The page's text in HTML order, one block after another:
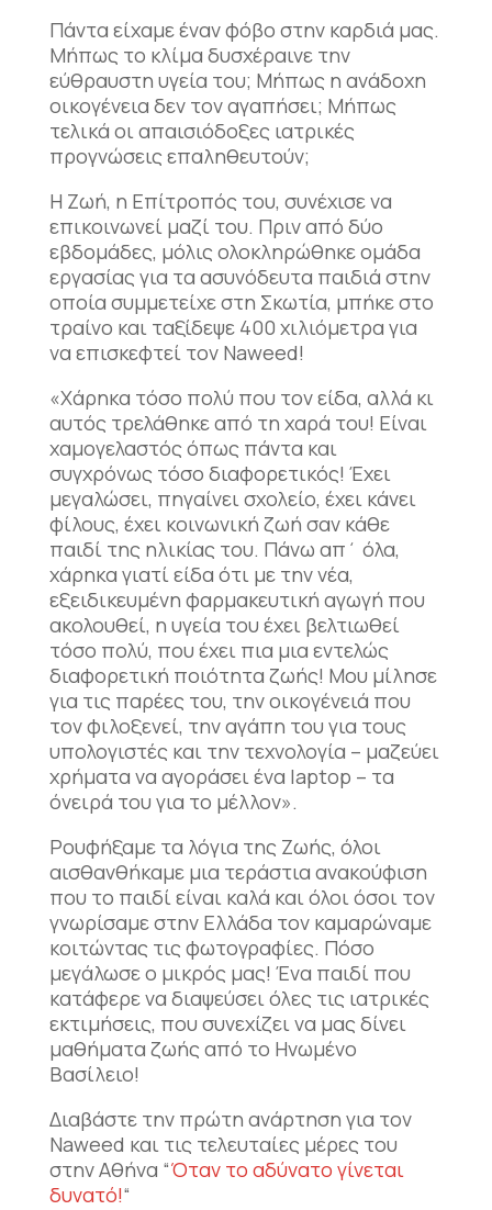
Πάντα είχαμε έναν φόβο στην καρδιά μας.
Μήπως το κλίμα δυσχέραινε την
εύθραυστη υγεία του; Μήπως η ανάδοχη
οικογένεια δεν τον αγαπήσει; Μήπως
τελικά οι απαισιόδοξες ιατρικές
προγνώσεις επαληθευτούν;
Η Ζωή, η Επίτροπός του, συνέχισε να
επικοινωνεί μαζί του. Πριν από δύο
εβδομάδες, μόλις ολοκληρώθηκε ομάδα
εργασίας για τα ασυνόδευτα παιδιά στην
οποία συμμετείχε στη Σκωτία, μπήκε στο
τραίνο και ταξίδεψε 400 χιλιόμετρα για
να επισκεφτεί τον Naweed!
«Χάρηκα τόσο πολύ που τον είδα, αλλά κι
αυτός τρελάθηκε από τη χαρά του! Είναι
χαμογελαστός όπως πάντα και
συγχρόνως τόσο διαφορετικός! Έχει
μεγαλώσει, πηγαίνει σχολείο, έχει κάνει
φίλους, έχει κοινωνική ζωή σαν κάθε
παιδί της ηλικίας του. Πάνω απ΄ όλα,
χάρηκα γιατί είδα ότι με την νέα,
εξειδικευμένη φαρμακευτική αγωγή που
ακολουθεί, η υγεία του έχει βελτιωθεί
τόσο πολύ, που έχει πια μια εντελώς
διαφορετική ποιότητα ζωής! Μου μίλησε
για τις παρέες του, την οικογένειά που
τον φιλοξενεί, την αγάπη του για τους
υπολογιστές και την τεχνολογία – μαζεύει
χρήματα να αγοράσει ένα laptop – τα
όνειρά του για το μέλλον».
Ρουφήξαμε τα λόγια της Ζωής, όλοι
αισθανθήκαμε μια τεράστια ανακούφιση
που το παιδί είναι καλά και όλοι όσοι τον
γνωρίσαμε στην Ελλάδα τον καμαρώναμε
κοιτώντας τις φωτογραφίες. Πόσο
μεγάλωσε ο μικρός μας! Ένα παιδί που
κατάφερε να διαψεύσει όλες τις ιατρικές
εκτιμήσεις, που συνεχίζει να μας δίνει
μαθήματα ζωής από το Ηνωμένο
Βασίλειο!
Διαβάστε την πρώτη ανάρτηση για τον
Naweed και τις τελευταίες μέρες του
στην Αθήνα “Όταν το αδύνατο γίνεται
δυνατό!“